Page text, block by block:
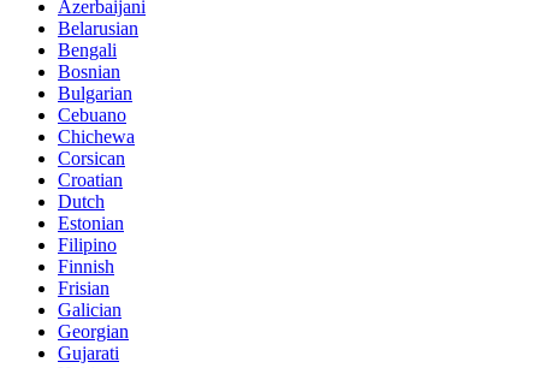
Azerbaijani
Belarusian
Bengali
Bosnian
Bulgarian
Cebuano
Chichewa
Corsican
Croatian
Dutch
Estonian
Filipino
Finnish
Frisian
Galician
Georgian
Gujarati